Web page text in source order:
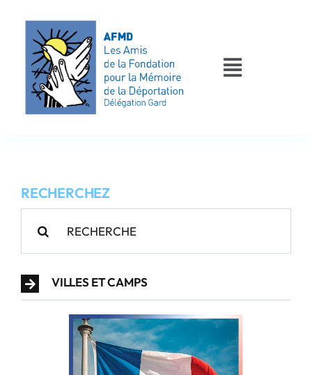
contenu
Toggle
AFMD 30
Les victimes
RECHERCHEZ
VILLES ET CAMPS